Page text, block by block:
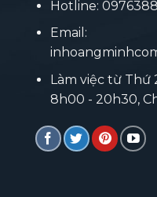
Hotline:
Email:
Làm việc từ Thứ
8h00 - 20h30,